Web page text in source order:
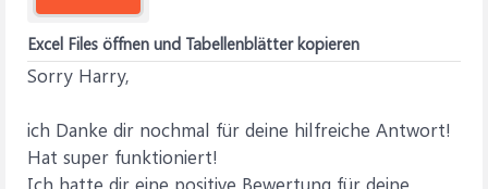
Excel Files öffnen und Tabellenblätter kopieren
Sorry Harry,
ich Danke dir nochmal für deine hilfreiche Antwort!
Hat super funktioniert!
Ich hatte dir eine positive Bewertung für deine